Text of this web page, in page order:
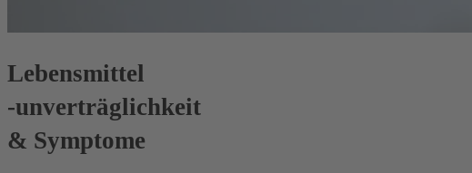
Lebensmittel
-unverträglichkeit
& Symptome